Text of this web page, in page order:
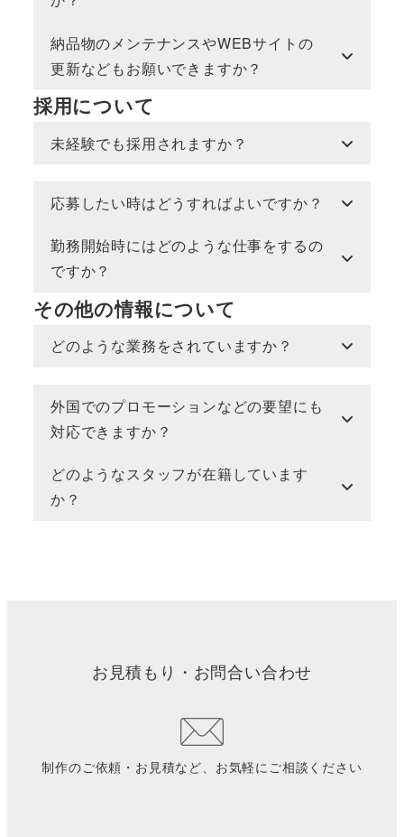
納品物のメンテナンスやWEBサイトの
更新などもお願いできますか？
採用について
未経験でも採用されますか？
応募したい時はどうすればよいですか？
勤務開始時にはどのような仕事をするの
ですか？
その他の情報について
どのような業務をされていますか？
外国でのプロモーションなどの要望にも
対応できますか？
どのようなスタッフが在籍しています
か？
お見積もり・お問合い合わせ
制作のご依頼・お見積など、お気軽にご相談ください